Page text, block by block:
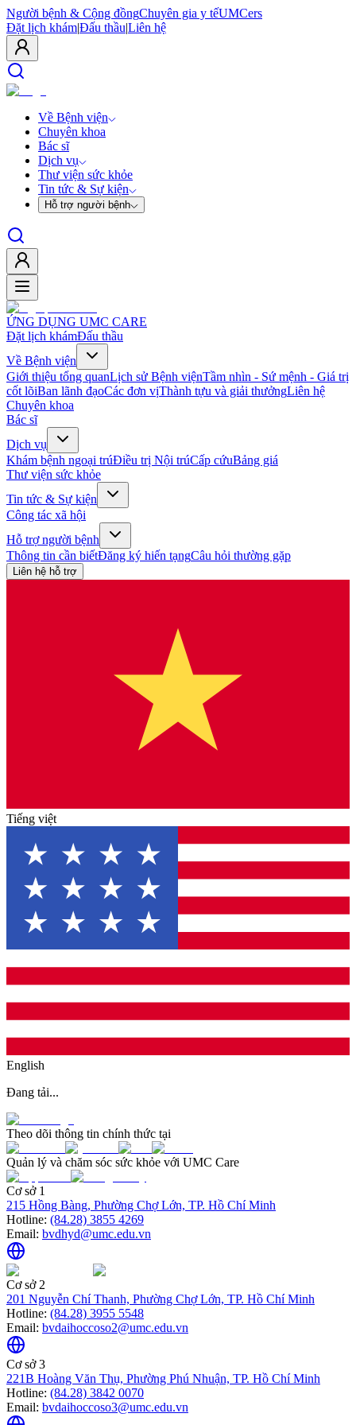
Người bệnh & Cộng đồngChuyên gia y tếUMCers
Đặt lịch khám|Đấu thầu|Liên hệ
Về Bệnh viện
Chuyên khoa
Bác sĩ
Dịch vụ
Thư viện sức khỏe
Tin tức & Sự kiện
Hỗ trợ người bệnh
ỨNG DỤNG UMC CARE
Đặt lịch khámĐấu thầu
Về Bệnh viện
Giới thiệu tổng quanLịch sử Bệnh việnTầm nhìn - Sứ mệnh - Giá trị
cốt lõiBan lãnh đạoCác đơn vịThành tựu và giải thưởngLiên hệ
Chuyên khoa
Bác sĩ
Dịch vụ
Khám bệnh ngoại trúĐiều trị Nội trúCấp cứuBảng giá
Thư viện sức khỏe
Tin tức & Sự kiện
Công tác xã hội
Hỗ trợ người bệnh
Thông tin cần biếtĐăng ký hiến tạngCâu hỏi thường gặp
Liên hệ hỗ trợ
Tiếng việt
English
Đang tải...
Theo dõi thông tin chính thức tại
Quản lý và chăm sóc sức khỏe với UMC Care
Cơ sở 1
215 Hồng Bàng, Phường Chợ Lớn, TP. Hồ Chí Minh
Hotline: (84.28) 3855 4269
Email: bvdhyd@umc.edu.vn
Cơ sở 2
201 Nguyễn Chí Thanh, Phường Chợ Lớn, TP. Hồ Chí Minh
Hotline: (84.28) 3955 5548
Email: bvdaihoccoso2@umc.edu.vn
Cơ sở 3
221B Hoàng Văn Thụ, Phường Phú Nhuận, TP. Hồ Chí Minh
Hotline: (84.28) 3842 0070
Email: bvdaihoccoso3@umc.edu.vn